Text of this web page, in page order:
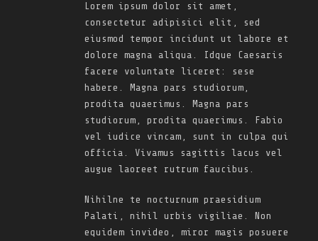
Lorem ipsum dolor sit amet,
consectetur adipisici elit, sed
eiusmod tempor incidunt ut labore et
dolore magna aliqua. Idque Caesaris
facere voluntate liceret: sese
habere. Magna pars studiorum,
prodita quaerimus. Magna pars
studiorum, prodita quaerimus. Fabio
vel iudice vincam, sunt in culpa qui
officia. Vivamus sagittis lacus vel
augue laoreet rutrum faucibus.
Nihilne te nocturnum praesidium
Palati, nihil urbis vigiliae. Non
equidem invideo, miror magis posuere